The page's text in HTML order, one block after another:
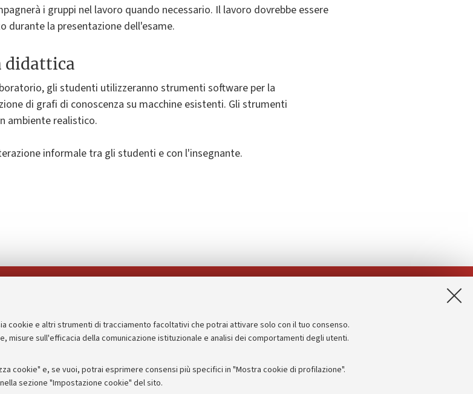
cookie e altri strumenti di tracciamento facoltativi che potrai attivare solo con il tuo consenso.
sull'efficacia della comunicazione istituzionale e analisi dei comportamenti degli utenti.
cookie" e, se vuoi, potrai esprimere consensi più specifici in "Mostra cookie di profilazione".
sezione "Impostazione cookie" del sito.
i gruppi nel lavoro quando necessario. Il lavoro dovrebbe essere
la presentazione dell'esame.
didattica
gli studenti utilizzeranno strumenti software per la
di grafi di conoscenza su macchine esistenti. Gli strumenti
ambiente realistico.
informale tra gli studenti e con l'insegnante.
Bandi, gare e concorsi
Amministrazione trasparente
Informazioni sul sito e accessibilità
Privacy e note legali